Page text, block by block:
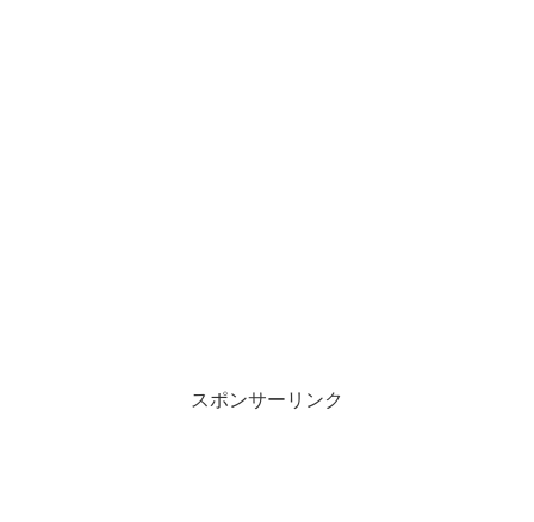
スポンサーリンク